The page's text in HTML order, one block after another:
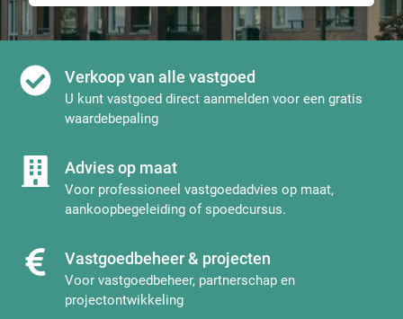
Verkoop van alle vastgoed
U kunt vastgoed direct aanmelden voor een gratis
waardebepaling
Advies op maat
Voor professioneel vastgoedadvies op maat,
aankoopbegeleiding of spoedcursus.
Vastgoedbeheer & projecten
Voor vastgoedbeheer, partnerschap en
projectontwikkeling